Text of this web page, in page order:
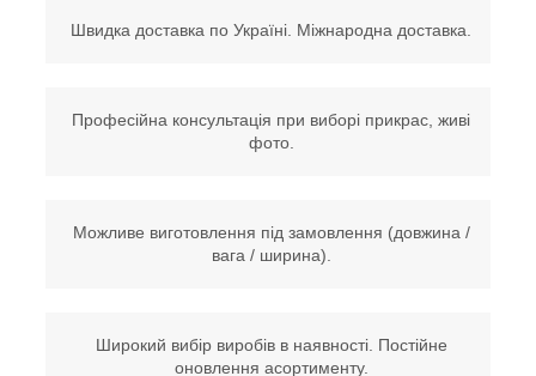
Швидка доставка по Україні. Міжнародна доставка.
Професійна консультація при виборі прикрас, живі
фото.
Можливе виготовлення під замовлення (довжина /
вага / ширина).
Широкий вибір виробів в наявності. Постійне
оновлення асортименту.